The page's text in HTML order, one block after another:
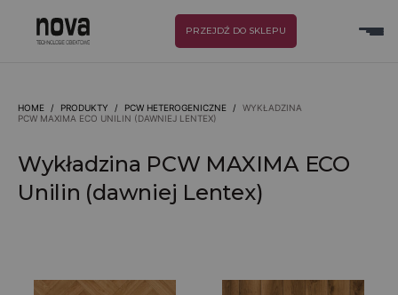
PRZEJDŹ DO SKLEPU
HOME / PRODUKTY / PCW HETEROGENICZNE /
WYKŁADZINA
PCW MAXIMA ECO UNILIN (DAWNIEJ LENTEX)
Wykładzina PCW MAXIMA ECO
Unilin (dawniej Lentex)